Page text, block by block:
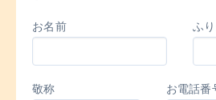
お名前 ふ
敬称 お電話番